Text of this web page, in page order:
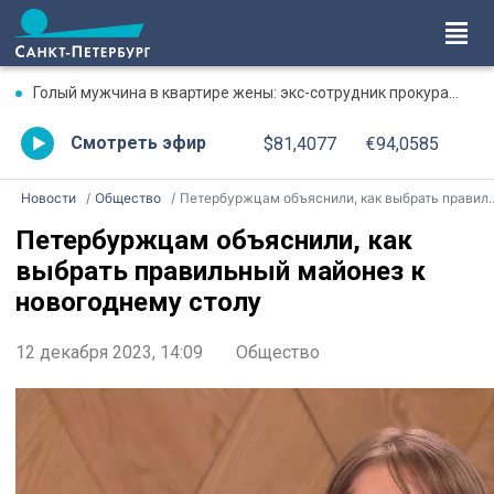
Голый мужчина в квартире жены: экс-сотрудник прокуратуры рассказал, почему совершил убийство
Смотреть эфир $81,4077 €94,0585
Новости Общество Петербуржцам объяснили, как выбрать правильный майонез к новогоднему столу
Петербуржцам объяснили, как
выбрать правильный майонез к
новогоднему столу
12 декабря 2023, 14:09 Общество